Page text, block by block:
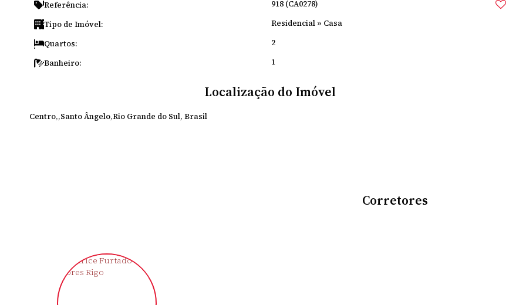
Referência: 918 (CA0278)
Tipo de Imóvel: Residencial » Casa
Quartos: 2
Banheiro: 1
Localização do Imóvel
Centro Santo Ângelo Rio Grande do Sul, Brasil
Corretores